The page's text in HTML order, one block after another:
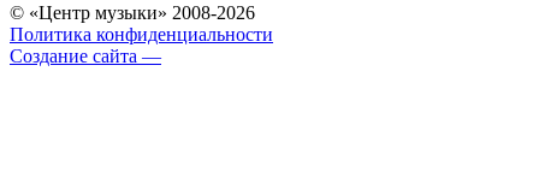
© «Центр музыки» 2008-2026
Политика конфиденциальности
Создание сайта —